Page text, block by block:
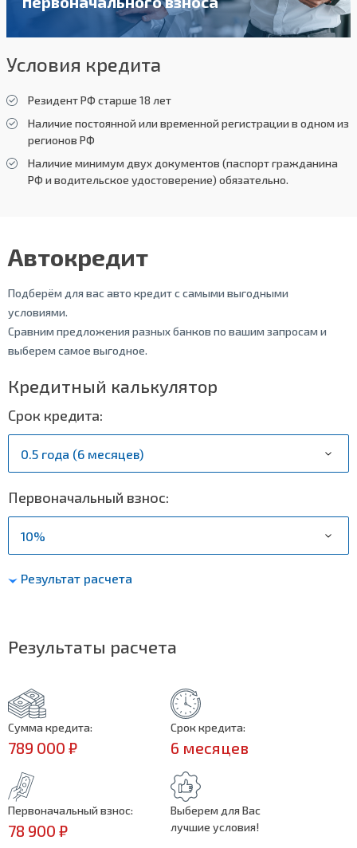
Условия кредита
Резидент РФ старше 18 лет
Наличие постоянной или временной регистрации в одном из
регионов РФ
Наличие минимум двух документов (паспорт гражданина
РФ и водительское удостоверение) обязательно.
Автокредит
Подберём для вас авто кредит с самыми выгодными
условиями.
Сравним предложения разных банков по вашим запросам и
выберем самое выгодное.
Кредитный калькулятор
Срок кредита:
Первоначальный взнос:
Результат расчета
Результаты расчета
Сумма кредита:
789 000 ₽
Срок кредита:
6 месяцев
Первоначальный взнос:
78 900 ₽
Выберем для Вас
лучшие условия!